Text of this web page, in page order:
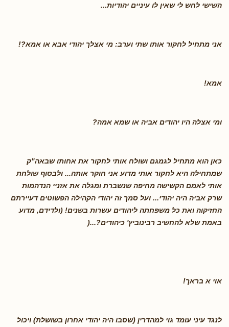
השישי לחש לי שאין לו עיניים יהודיות...
אני מתחיל לחקור אותו שתי וערב: מי אצלך יהודי אבא או אמא?!
אמא!
ומי אצלה היו יהודים אביה או שמא אמה?
כאן הוא מתחיל לגמגם ושולח אותי לחקור את אחותו שבאה"ק
שמתחילה היא לחקור אותי מדוע אני חוקר אותה... ולבסוף שולחת
אותי לאמם הקשישה מחיפה שנשברת ומגלה את אזניי הנדהמות
שרק אביה היה יהודי... ועל סמך זה יהודי הקהילה הפשוטים דעיירתם
החזיקוה ואת כל משפחתה ליהודים עשרות בשנים! (ולדידם, מדוע
באמת שלא להחשיב רבינוביץ' כיהודים?...(
אוי א בראך!
לנגד עיני עומד גוי למהדרין (שסבו היה יהודי אחרון בשושלת) ויכול